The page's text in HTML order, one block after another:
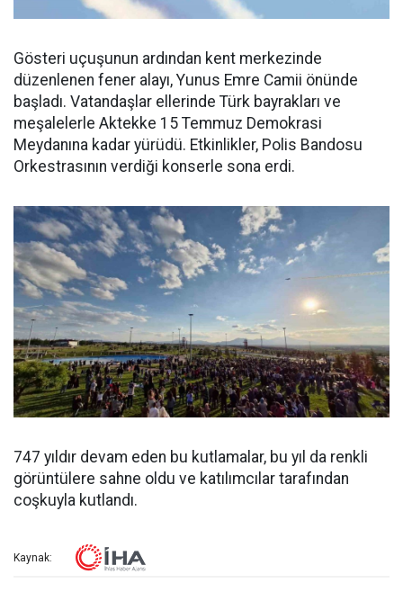
Gösteri uçuşunun ardından kent merkezinde
düzenlenen fener alayı, Yunus Emre Camii önünde
başladı. Vatandaşlar ellerinde Türk bayrakları ve
meşalelerle Aktekke 15 Temmuz Demokrasi
Meydanına kadar yürüdü. Etkinlikler, Polis Bandosu
Orkestrasının verdiği konserle sona erdi.
747 yıldır devam eden bu kutlamalar, bu yıl da renkli
görüntülere sahne oldu ve katılımcılar tarafından
coşkuyla kutlandı.
Kaynak: